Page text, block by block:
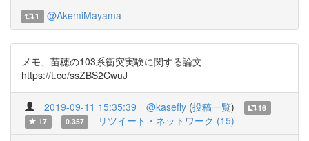
1 @AkemiMayama
メモ、苗穂の103系衝突実験に関する論文
https://t.co/ssZBS2CwuJ
2019-09-11 15:35:39 @kasefly (投稿一覧)
16
17
0.357 リツイート・ネットワーク (15)